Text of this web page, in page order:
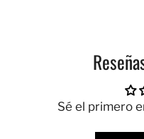
Sé el primero